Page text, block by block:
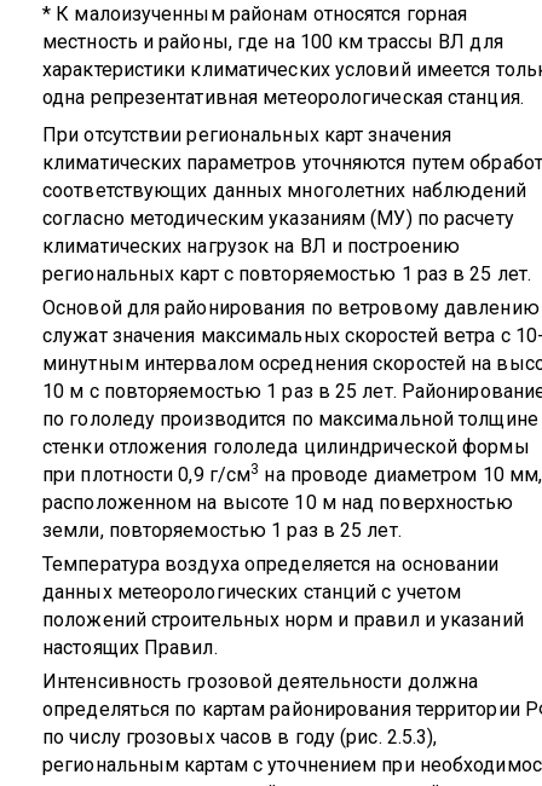
* К малоизученным районам относятся горная
местность и районы, где на 100 км трассы ВЛ для
характеристики климатических условий имеется
одна репрезентативная метеорологическая станция.
При отсутствии региональных карт значения
климатических параметров уточняются путем
соответствующих данных многолетних наблюдений
согласно методическим указаниям (МУ) по расчету
климатических нагрузок на ВЛ и построению
региональных карт с повторяемостью 1 раз в 25 лет.
Основой для районирования по ветровому давлению
служат значения максимальных скоростей ветра с
минутным интервалом осреднения скоростей на
10 м с повторяемостью 1 раз в 25 лет.
по гололеду производится по максимальной толщине
стенки отложения гололеда цилиндрической формы
при плотности 0,9 г/см3 на проводе диаметром 10 мм,
расположенном на высоте 10 м над поверхностью
земли, повторяемостью 1 раз в 25 лет.
Температура воздуха определяется на основании
данных метеорологических станций с учетом
положений строительных норм и правил и указаний
настоящих Правил.
Интенсивность грозовой деятельности должна
определяться по картам районирования территории
по числу грозовых часов в году (рис. 2.5.3),
региональным картам с уточнением при